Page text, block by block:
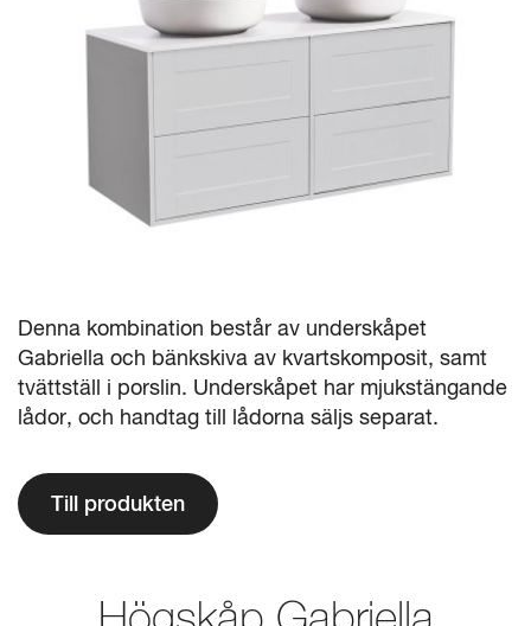
Denna kombination består av underskåpet
Gabriella och bänkskiva av kvartskomposit, samt
tvättställ i porslin. Underskåpet har mjukstängande
lådor, och handtag till lådorna säljs separat.
Till produkten